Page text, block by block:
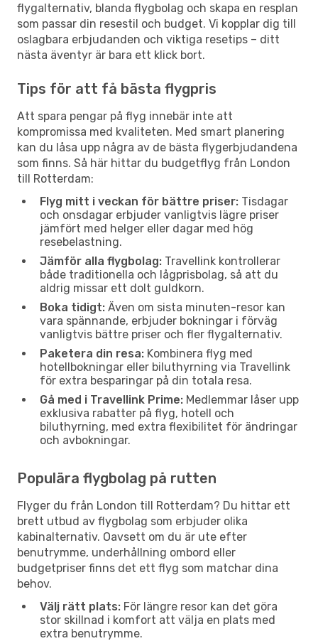
flygalternativ, blanda flygbolag och skapa en resplan
som passar din resestil och budget. Vi kopplar dig till
oslagbara erbjudanden och viktiga resetips – ditt
nästa äventyr är bara ett klick bort.
Tips för att få bästa flygpris
Att spara pengar på flyg innebär inte att
kompromissa med kvaliteten. Med smart planering
kan du låsa upp några av de bästa flygerbjudandena
som finns. Så här hittar du budgetflyg från London
till Rotterdam:
Flyg mitt i veckan för bättre priser: Tisdagar
och onsdagar erbjuder vanligtvis lägre priser
jämfört med helger eller dagar med hög
resebelastning.
Jämför alla flygbolag: Travellink kontrollerar
både traditionella och lågprisbolag, så att du
aldrig missar ett dolt guldkorn.
Boka tidigt: Även om sista minuten-resor kan
vara spännande, erbjuder bokningar i förväg
vanligtvis bättre priser och fler flygalternativ.
Paketera din resa: Kombinera flyg med
hotellbokningar eller biluthyrning via Travellink
för extra besparingar på din totala resa.
Gå med i Travellink Prime: Medlemmar låser upp
exklusiva rabatter på flyg, hotell och
biluthyrning, med extra flexibilitet för ändringar
och avbokningar.
Populära flygbolag på rutten
Flyger du från London till Rotterdam? Du hittar ett
brett utbud av flygbolag som erbjuder olika
kabinalternativ. Oavsett om du är ute efter
benutrymme, underhållning ombord eller
budgetpriser finns det ett flyg som matchar dina
behov.
Välj rätt plats: För längre resor kan det göra
stor skillnad i komfort att välja en plats med
extra benutrymme.